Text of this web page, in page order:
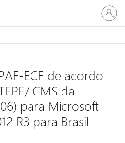
Entre
em
sua
ECF de acordo
ICMS da
para Microsoft
R3 para Brasil